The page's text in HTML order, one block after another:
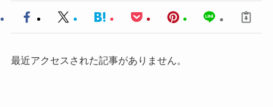
最近アクセスされた記事がありません。